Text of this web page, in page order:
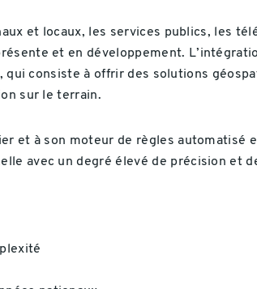
et locaux, les services publics, les
et en développement.
qui consiste à offrir des solutions
sur le terrain.
et à son moteur de règles automatisé
avec un degré élevé de précision et